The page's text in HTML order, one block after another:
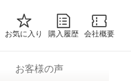
お気に入り 購入履歴 会社概要
お客様の声